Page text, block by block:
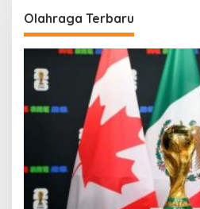
Olahraga Terbaru